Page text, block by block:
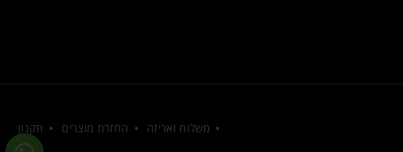
משלוח ואריזה החזרת מוצרים תקנון